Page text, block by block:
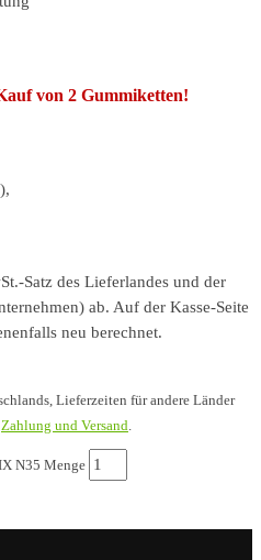
von 2 Gummiketten!
Satz des Lieferlandes und der
ab. Auf der Kasse-Seite
neu berechnet.
Lieferzeiten für andere Länder
Zahlung und Versand
N35 Menge